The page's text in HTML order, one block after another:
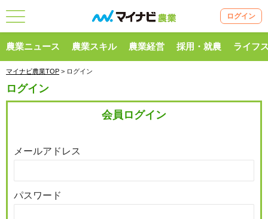
ログイン
農業ニュース 農業スキル 農業経営 採用・就農 ライフ
マイナビ農業TOP > ログイン
ログイン
会員ログイン
メールアドレス
パスワード